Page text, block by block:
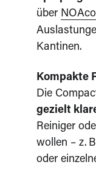
über
Kantinen.
Kompakte
Die
gezielt
Reiniger
wollen – z.
oder